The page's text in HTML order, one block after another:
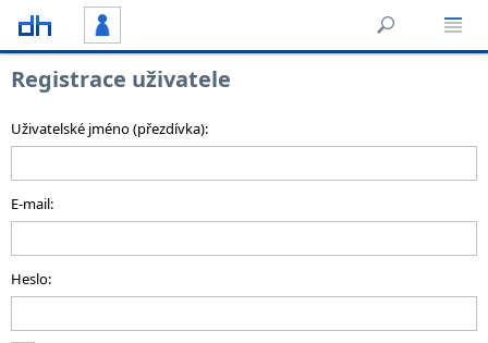
Registrace uživatele
Uživatelské jméno (přezdívka):
E-mail:
Heslo: